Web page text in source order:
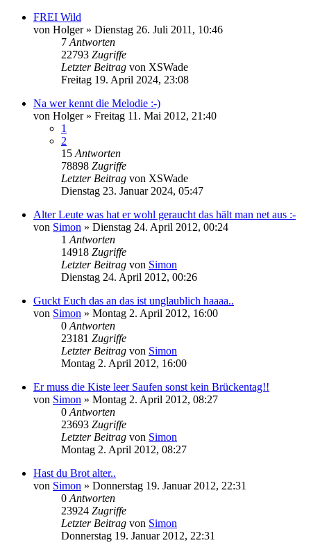
FREI Wild
von Holger» Dienstag 26. Juli 2011, 10:46
7 Antworten
22793 Zugriffe
Letzter Beitrag von XSWade
Freitag 19. April 2024, 23:08
Na wer kennt die Melodie :-)
von Holger» Freitag 11. Mai 2012, 21:40
1
2
15 Antworten
78898 Zugriffe
Letzter Beitrag von XSWade
Dienstag 23. Januar 2024, 05:47
Alter Leute was hat er wohl geraucht das hält man net aus :-
von Simon » Dienstag 24. April 2012, 00:24
1 Antworten
14918 Zugriffe
Letzter Beitrag von Simon
Dienstag 24. April 2012, 00:26
Guckt Euch das an das ist unglaublich haaaa..
von Simon » Montag 2. April 2012, 16:00
0 Antworten
23181 Zugriffe
Letzter Beitrag von Simon
Montag 2. April 2012, 16:00
Er muss die Kiste leer Saufen sonst kein Brückentag!!
von Simon » Montag 2. April 2012, 08:27
0 Antworten
23693 Zugriffe
Letzter Beitrag von Simon
Montag 2. April 2012, 08:27
Hast du Brot alter..
von Simon » Donnerstag 19. Januar 2012, 22:31
0 Antworten
23924 Zugriffe
Letzter Beitrag von Simon
Donnerstag 19. Januar 2012, 22:31